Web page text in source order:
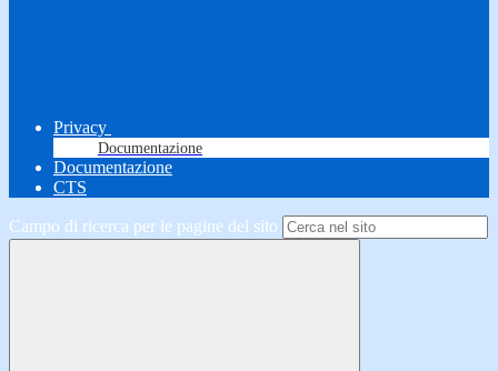
Privacy
Documentazione
Documentazione
CTS
Campo di ricerca per le pagine del sito